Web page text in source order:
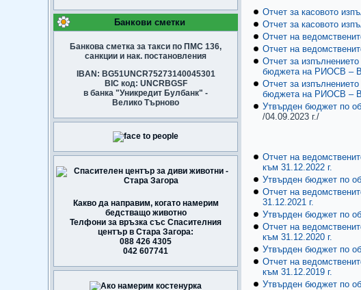
Банкови сметки
Банкова сметка за такси по ПМС 136,
санкции и нак. постановления
IBAN: BG51UNCR75273140045301
BIC код: UNCRBGSF
в банка "Уникредит Булбанк" -
Велико Търново
Какво да направим, когато намерим
бедстващо животно
Телфони за връзка със Спасителния
център в Стара Загора:
088 426 4305
042 607741
Отчет за касовото
Отчет за касовото
Отчет на
Отчет на
Отчет за
бюджета на РИОСВ –
Отчет за
бюджета на РИОСВ –
Утвърден бюджет по
/04.09.2023 г./
Отчет на
към 31.12.2022 г.
Утвърден бюджет по
Отчет на
31.12.2021 г.
Утвърден бюджет по
Oтчет на
към 31.12.2020 г.
Утвърден бюджет по
Отчет на
към 31.12.2019 г.
Утвърден бюджет по